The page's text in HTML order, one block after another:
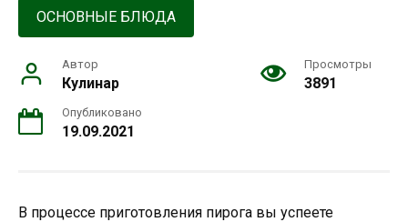
ОСНОВНЫЕ БЛЮДА
Автор
Кулинар
Просмотры
3891
Опубликовано
19.09.2021
В процессе приготовления пирога вы успеете